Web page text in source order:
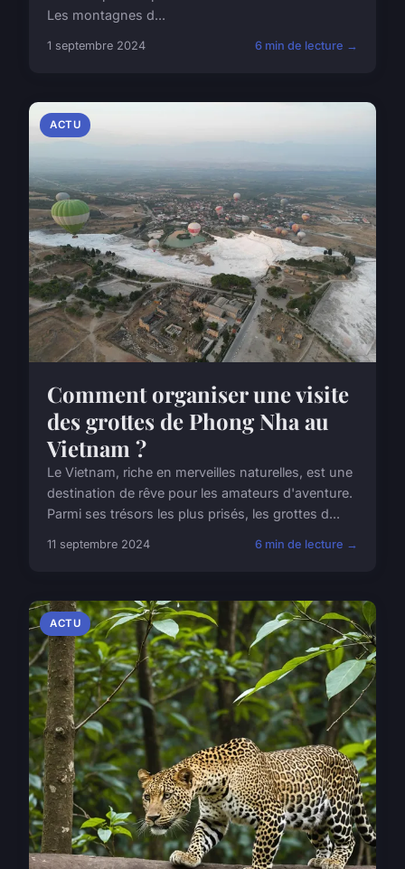
Les montagnes d...
1 septembre 2024 6 min de lecture →
ACTU
Comment organiser une visite
des grottes de Phong Nha au
Vietnam ?
Le Vietnam, riche en merveilles naturelles, est une
destination de rêve pour les amateurs d'aventure.
Parmi ses trésors les plus prisés, les grottes d...
11 septembre 2024 6 min de lecture →
ACTU